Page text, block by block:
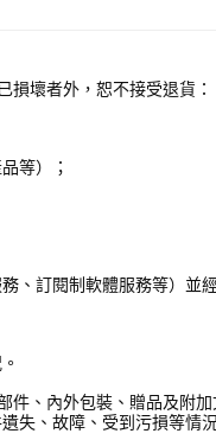
壞者外，恕不接受退貨：
等）；
、訂閱制軟體服務等）並
、內外包裝、贈品及附
失、故障、受到污損等情